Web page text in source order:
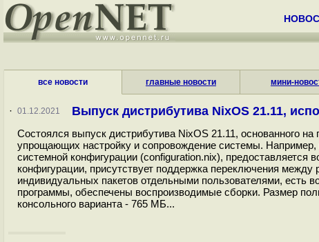
все новости главные новости мини-
· 01.12.2021 Выпуск дистрибутива NixOS 21.11,
Состоялся выпуск дистрибутива NixOS 21.11, основанного
упрощающих настройку и сопровождение системы.
системной конфигурации (configuration.nix),
конфигурации, присутствует поддержка переключения
индивидуальных пакетов отдельными пользователями, есть
программы, обеспечены воспроизводимые сборки. Размер
консольного варианта - 765 МБ...